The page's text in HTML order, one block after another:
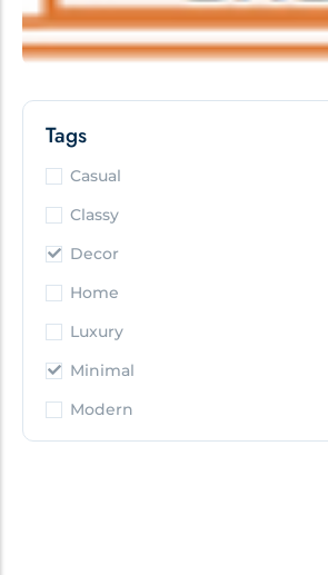
Tags
Casual
Classy
Decor
Home
Luxury
Minimal
Modern